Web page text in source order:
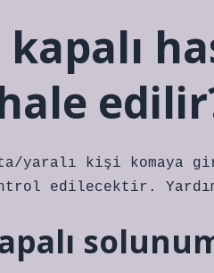
yaralı kişi komaya
edilecektir.